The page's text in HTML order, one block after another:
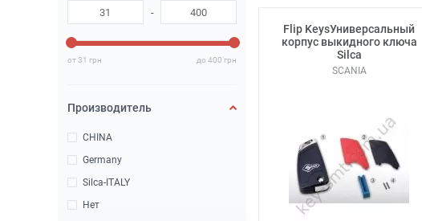
-
от 31 грн до 400 грн
Производитель
CHINA
Germany
Silca-ITALY
Нет
Flip KeysУниверсальный
корпус выкидного ключа
Silca
SCANIA